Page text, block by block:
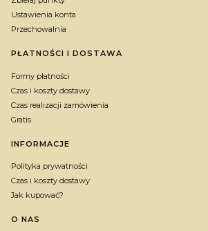
Ustawienia konta
Przechowalnia
PŁATNOŚCI I DOSTAWA
Formy płatności
Czas i koszty dostawy
Czas realizacji zamówienia
Gratis
INFORMACJE
Polityka prywatności
Czas i koszty dostawy
Jak kupować?
O NAS